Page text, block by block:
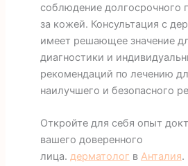
соблюдение долгосрочного
за кожей. Консультация с
имеет решающее значение
диагностики и
рекомендаций по лечению
наилучшего и безопасного
Откройте для себя опыт
вашего доверенного
лица. дерматолог в Анталия.